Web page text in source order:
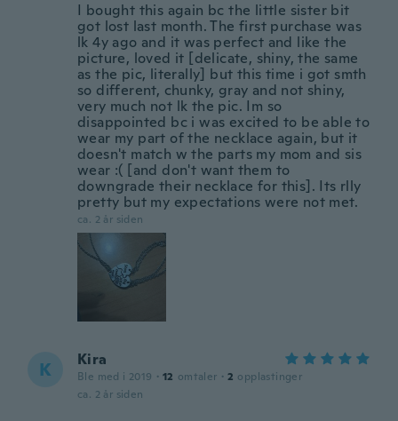
I bought this again bc the little sister bit
got lost last month. The first purchase was
lk 4y ago and it was perfect and like the
picture, loved it [delicate, shiny, the same
as the pic, literally] but this time i got smth
so different, chunky, gray and not shiny,
very much not lk the pic. Im so
disappointed bc i was excited to be able to
wear my part of the necklace again, but it
doesn't match w the parts my mom and sis
wear :( [and don't want them to
downgrade their necklace for this]. Its rlly
pretty but my expectations were not met.
ca. 2 år siden
K Kira
Ble med i 2019 · 12 omtaler · 2 opplastinger
ca. 2 år siden